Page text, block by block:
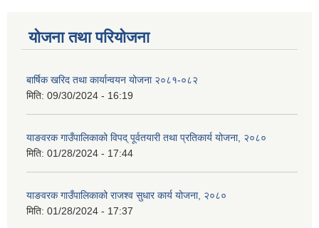
योजना तथा परियोजना
बार्षिक खरिद तथा कार्यान्वयन योजना २०८१-०८२
मिति: 09/30/2024 - 16:19
याङवरक गाउँपालिकाको विपद् पूर्वतयारी तथा प्रतिकार्य योजना, २०८०
मिति: 01/28/2024 - 17:44
याङवरक गाउँपालिकाको राजश्व सुधार कार्य योजना, २०८०
मिति: 01/28/2024 - 17:37